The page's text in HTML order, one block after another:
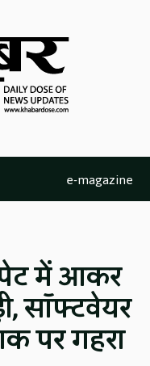
e-magazine
में आकर
सॉफ्टवेयर
पर गहरा